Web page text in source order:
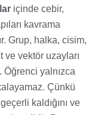
içinde cebir,
kavrama
Grup, halka, cisim,
ve vektör uzayları
Öğrenci yalnızca
Çünkü
kaldığını ve